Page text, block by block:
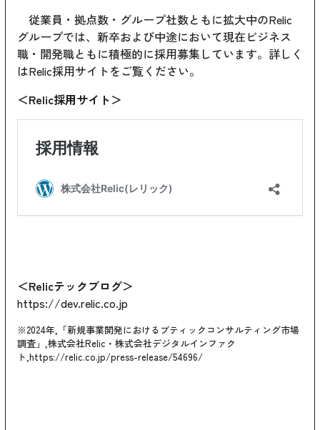
従業員・拠点数・グループ社数ともに拡大中のRelic
グループでは、新卒および中途において現在ビジネス
職・開発職ともに積極的に採用募集しています。詳しく
はRelic採用サイトをご覧ください。
＜Relic採用サイト＞
＜Relicテックブログ＞
https://dev.relic.co.jp
※2024年,「新規事業開発におけるブティックコンサルティング市場
調査」,株式会社Relic・株式会社デジタルインファク
ト,https://relic.co.jp/press-release/54696/